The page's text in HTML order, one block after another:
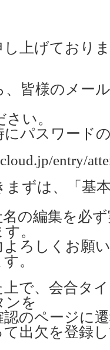
し上げており
皆様のメー
い。
パスワード
entry/
ずは、「基
の編集を必
。
ろしくお願
。
で、会合タ
ンを
のページに
出欠を登録